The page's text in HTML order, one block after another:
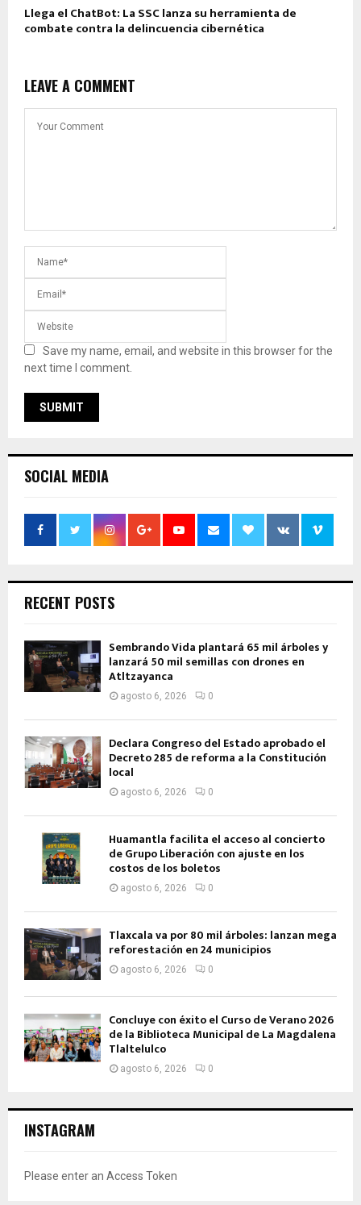
Llega el ChatBot: La SSC lanza su herramienta de
combate contra la delincuencia cibernética
LEAVE A COMMENT
Save my name, email, and website in this browser for the
next time I comment.
SOCIAL MEDIA
RECENT POSTS
Sembrando Vida plantará 65 mil árboles y
lanzará 50 mil semillas con drones en
Atltzayanca
agosto 6, 2026 0
Declara Congreso del Estado aprobado el
Decreto 285 de reforma a la Constitución
local
agosto 6, 2026 0
Huamantla facilita el acceso al concierto
de Grupo Liberación con ajuste en los
costos de los boletos
agosto 6, 2026 0
Tlaxcala va por 80 mil árboles: lanzan mega
reforestación en 24 municipios
agosto 6, 2026 0
Concluye con éxito el Curso de Verano 2026
de la Biblioteca Municipal de La Magdalena
Tlaltelulco
agosto 6, 2026 0
INSTAGRAM
Please enter an Access Token